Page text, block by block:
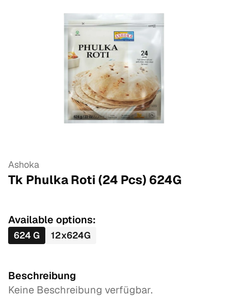
Ashoka
Tk Phulka Roti (24 Pcs) 624G
Available options:
624 G 12x624G
Beschreibung
Keine Beschreibung verfügbar.